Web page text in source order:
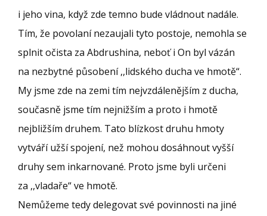
i jeho vina, když zde temno bude vládnout nadále.
Tím, že povolaní nezaujali tyto postoje, nemohla se
splnit očista za Abdrushina, neboť i On byl vázán
na nezbytné působení ,,lidského ducha ve hmotě“.
My jsme zde na zemi tím nejvzdálenějším z ducha,
současně jsme tím nejnižším a proto i hmotě
nejbližším druhem. Tato blízkost druhu hmoty
vytváří užší spojení, než mohou dosáhnout vyšší
druhy sem inkarnované. Proto jsme byli určeni
za ,,vladaře“ ve hmotě.
Nemůžeme tedy delegovat své povinnosti na jiné